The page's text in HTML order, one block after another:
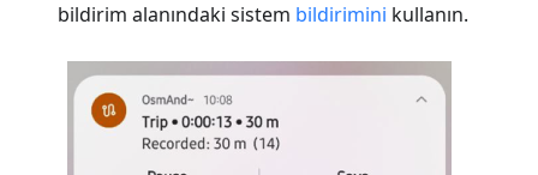
bildirim alanındaki sistem bildirimini kullanın.